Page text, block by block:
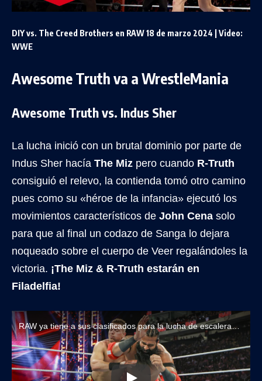
DIY vs. The Creed Brothers en RAW 18 de marzo 2024 | Video:
WWE
Awesome Truth va a WrestleMania
Awesome Truth vs. Indus Sher
La lucha inició con un brutal dominio por parte de
Indus Sher hacía The Miz pero cuando R-Truth
consiguió el relevo, la contienda tomó otro camino
pues como su «héroe de la infancia» ejecutó los
movimientos característicos de John Cena solo
para que al final un codazo de Sanga lo dejara
noqueado sobre el cuerpo de Veer regalándoles la
victoria. ¡The Miz & R-Truth estarán en
Filadelfia!
RAW ya tiene a sus clasificados para la lucha de escaleras en WrestleMania 40